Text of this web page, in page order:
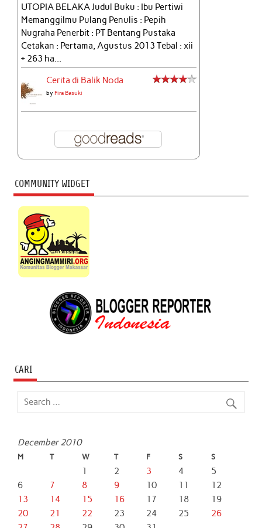
UTOPIA BELAKA Judul Buku : Ibu Pertiwi
Memanggilmu Pulang Penulis : Pepih
Nugraha Penerbit : PT Bentang Pustaka
Cetakan : Pertama, Agustus 2013 Tebal : xii
+ 263 ha...
Cerita di Balik Noda
byFira Basuki
COMMUNITY WIDGET
CARI
December 2010
M T W T F S S
1 2 3 4
5
6
7 8 9 10 11
12
13
14 15 16 17 18
19
20
21 22 23 24 25
26